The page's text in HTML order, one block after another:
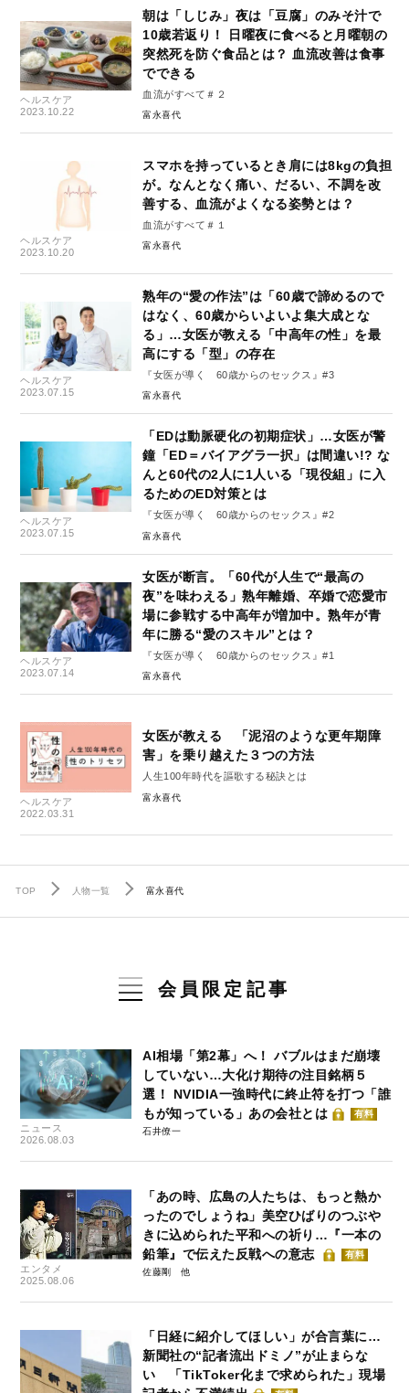
ヘルスケア
2023.10.22
朝は「しじみ」夜は「豆腐」のみそ汁で
10歳若返り！ 日曜夜に食べると月曜朝の
突然死を防ぐ食品とは？ 血流改善は食事
でできる
血流がすべて＃２
富永喜代
ヘルスケア
2023.10.20
スマホを持っているとき肩には8kgの負担
が。なんとなく痛い、だるい、不調を改
善する、血流がよくなる姿勢とは？
血流がすべて＃１
富永喜代
ヘルスケア
2023.07.15
熟年の“愛の作法”は「60歳で諦めるので
はなく、60歳からいよいよ集大成とな
る」…女医が教える「中高年の性」を最
高にする「型」の存在
『女医が導く 60歳からのセックス』#3
富永喜代
ヘルスケア
2023.07.15
「EDは動脈硬化の初期症状」…女医が警
鐘「ED＝バイアグラ一択」は間違い!? な
んと60代の2人に1人いる「現役組」に入
るためのED対策とは
『女医が導く 60歳からのセックス』#2
富永喜代
ヘルスケア
2023.07.14
女医が断言。「60代が人生で“最高の
夜”を味わえる」熟年離婚、卒婚で恋愛市
場に参戦する中高年が増加中。熟年が青
年に勝る“愛のスキル”とは？
『女医が導く 60歳からのセックス』#1
富永喜代
ヘルスケア
2022.03.31
女医が教える 「泥沼のような更年期障
害」を乗り越えた３つの方法
人生100年時代を謳歌する秘訣とは
富永喜代
TOP 人物一覧 富永喜代
会員限定記事
ニュース
2026.08.03
AI相場「第2幕」へ！ バブルはまだ崩壊
していない…大化け期待の注目銘柄５
選！ NVIDIA一強時代に終止符を打つ「誰
もが知っている」あの会社とは
有料
石井僚一
エンタメ
2025.08.06
「あの時、広島の人たちは、もっと熱か
ったのでしょうね」美空ひばりのつぶや
きに込められた平和への祈り…『一本の
鉛筆』で伝えた反戦への意志
有料
佐藤剛
「日経に紹介してほしい」が合言葉に…
新聞社の“記者流出ドミノ”が止まらな
い 「TikToker化まで求められた」現場